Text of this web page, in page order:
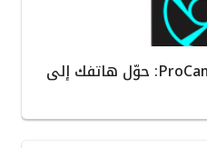
مراجعة تطبيق ProCam X – Lite: حوّل هاتفك إلى